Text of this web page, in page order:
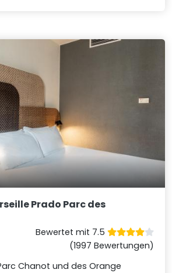
Prado Parc des
Bewertet mit 7.5
(1997 Bewertungen)
Chanot und des Orange